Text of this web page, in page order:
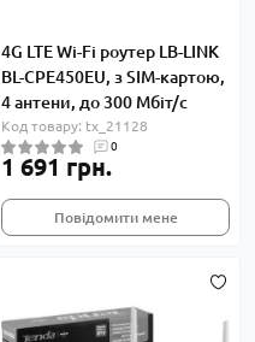
4G LTE Wi-Fi роутер LB-LINK
BL-CPE450EU, з SIM-картою,
4 антени, до 300 Мбіт/с
Код товару: tx_21128
0
1 691 грн.
Повідомити мене